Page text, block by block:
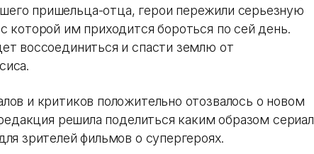
пришельца-отца, герои пережили серьезную
которой им приходится бороться по сей день.
воссоединиться и спасти землю от
и критиков положительно отозвалось о новом
решила поделиться каким образом сериал
зрителей фильмов о супергероях.